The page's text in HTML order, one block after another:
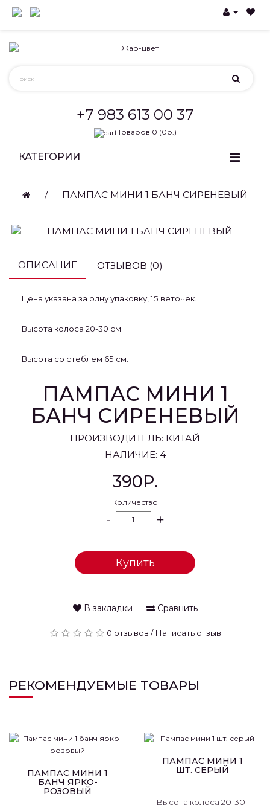
+7 983 613 00 37
Товаров 0 (0р.)
КАТЕГОРИИ
ПАМПАС МИНИ 1 БАНЧ СИРЕНЕВЫЙ
ОПИСАНИЕ ОТЗЫВОВ (0)
Цена указана за одну упаковку, 15 веточек.
Высота колоса 20-30 см.
Высота со стеблем 65 см.
ПАМПАС МИНИ 1
БАНЧ СИРЕНЕВЫЙ
ПРОИЗВОДИТЕЛЬ: КИТАЙ
НАЛИЧИЕ: 4
390Р.
Количество
- +
Купить
В закладки Сравнить
0 отзывов / Написать отзыв
РЕКОМЕНДУЕМЫЕ ТОВАРЫ
ПАМПАС МИНИ 1
БАНЧ ЯРКО-
РОЗОВЫЙ
ПАМПАС МИНИ 1
ШТ. СЕРЫЙ
Высота колоса 20-30